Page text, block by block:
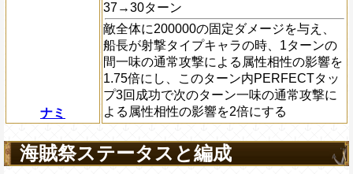
ナミ
37→30ターン
敵全体に200000の固定ダメージを与え、
船長が射撃タイプキャラの時、1ターンの
間一味の通常攻撃による属性相性の影響を
1.75倍にし、このターン内PERFECTタッ
プ3回成功で次のターン一味の通常攻撃に
よる属性相性の影響を2倍にする
海賊祭ステータスと編成